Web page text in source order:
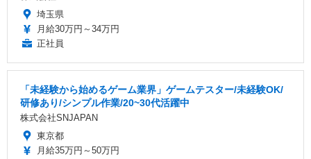
埼玉県
月給30万円～34万円
正社員
「未経験から始めるゲーム業界」ゲームテスター/未経験OK/
研修あり/シンプル作業/20~30代活躍中
株式会社SNJAPAN
東京都
月給35万円～50万円